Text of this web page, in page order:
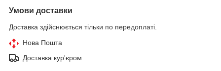
Умови доставки
Доставка здійснюється тільки по передоплаті.
Нова Пошта
Доставка кур'єром